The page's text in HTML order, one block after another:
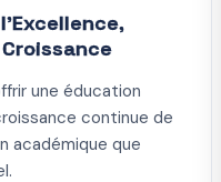
une éducation
continue de
académique que